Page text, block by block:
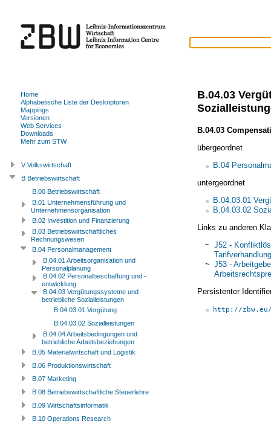
B.04.03
B.04.03
übergeordnet
B.04
untergeordnet
B.04.03.01
B.04.03.02
Links zu anderen
~ J52 -
~ J53 -
Persistenter
http://
Home
Alphabetische Liste der Deskriptoren
Mappings
Versionen
Web Services
Downloads
Mehr zum STW
V Volkswirtschaft
B Betriebswirtschaft
B.00 Betriebswirtschaft
B.01 Unternehmensführung und
Unternehmensorganisation
B.02 Investition und Finanzierung
B.03 Betriebswirtschaftliches
Rechnungswesen
B.04 Personalmanagement
B.04.01 Arbeitsorganisation und
Personalplanung
B.04.02 Personalbeschaffung und -
entwicklung
B.04.03 Vergütungssysteme und
betriebliche Sozialleistungen
B.04.03.01 Vergütung
B.04.03.02 Sozialleistungen
B.04.04 Arbeitsbedingungen und
betriebliche Arbeitsbeziehungen
B.05 Materialwirtschaft und Logistik
B.06 Produktionswirtschaft
B.07 Marketing
B.08 Betriebswirtschaftliche Steuerlehre
B.09 Wirtschaftsinformatik
B.10 Operations Research